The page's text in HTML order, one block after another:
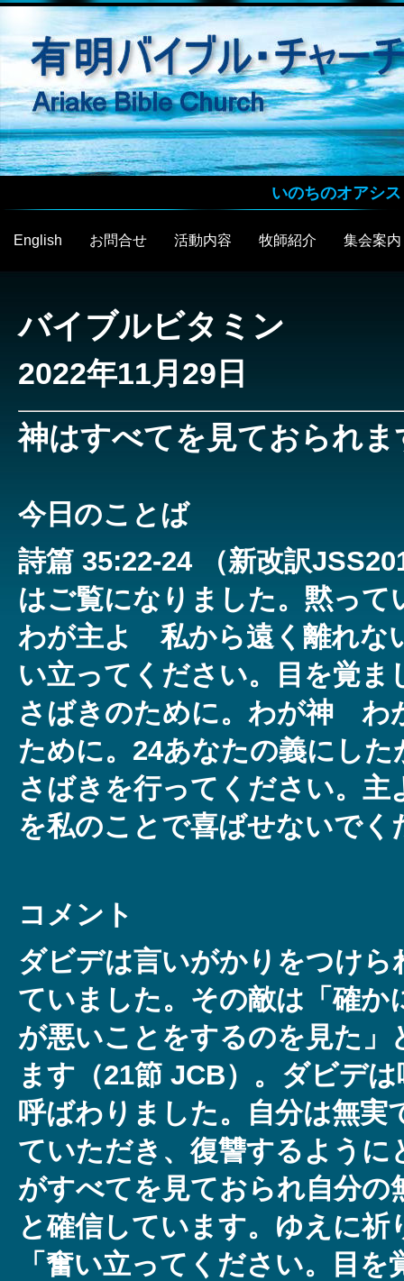
いのちのオアシス
English お問合せ 活動内容 牧師紹介 集会案内
バイブルビタミン
2022年11月29日
神はすべてを見ておられま
今日のことば
詩篇 35:22-24 （新改訳
はご覧になりました。黙って
わが主よ 私から遠く離れな
い立ってください。目を覚ま
さばきのために。わが神
ために。24あなたの義にし
さばきを行ってください。
を私のことで喜ばせないでく
コメント
ダビデは言いがかりをつけら
ていました。その敵は「確か
が悪いことをするのを見た」
ます（21節 JCB）。ダビデ
呼ばわりました。自分は無実
ていただき、復讐するように
がすべてを見ておられ自分の
と確信しています。ゆえに祈
「奮い立ってください。目